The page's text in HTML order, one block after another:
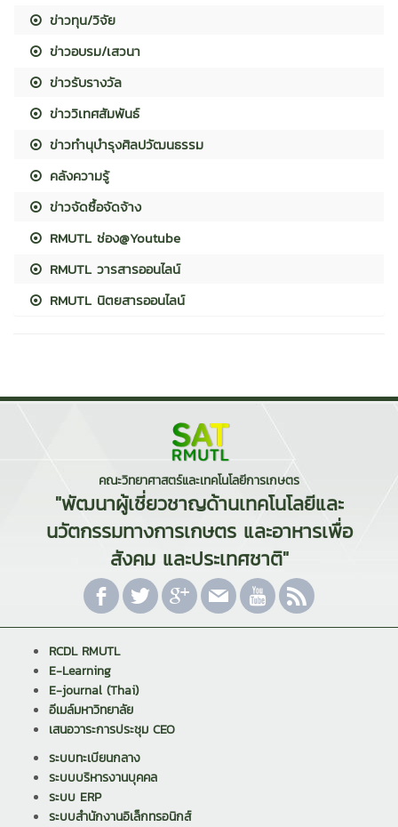
ข่าวทุน/วิจัย
ข่าวอบรม/เสวนา
ข่าวรับรางวัล
ข่าววิเทศสัมพันธ์
ข่าวทำนุบำรุงศิลปวัฒนธรรม
คลังความรู้
ข่าวจัดซื้อจัดจ้าง
RMUTL ช่อง@Youtube
RMUTL วารสารออนไลน์
RMUTL นิตยสารออนไลน์
คณะวิทยาศาสตร์และเทคโนโลยีการเกษตร
"พัฒนาผู้เชี่ยวชาญด้านเทคโนโลยีและ
นวัตกรรมทางการเกษตร และอาหารเพื่อ
สังคม และประเทศชาติ"
RCDL RMUTL
E-Learning
E-journal (Thai)
อีเมล์มหาวิทยาลัย
เสนอวาระการประชุม CEO
ระบบทะเบียนกลาง
ระบบบริหารงานบุคคล
ระบบ ERP
ระบบสำนักงานอิเล็กทรอนิกส์